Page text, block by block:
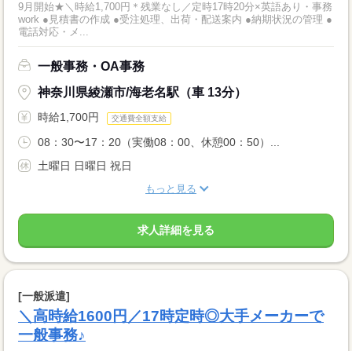
9月開始★＼時給1,700円＊残業なし／定時17時20分×英語あり・事務
work ●見積書の作成 ●受注処理、出荷・配送案内 ●納期状況の管理 ●
電話対応・メ...
一般事務・OA事務
神奈川県綾瀬市/海老名駅（車 13分）
時給1,700円 交通費全額支給
08：30〜17：20（実働08：00、休憩00：50）...
土曜日 日曜日 祝日
もっと見る
求人詳細を見る
[一般派遣]
＼高時給1600円／17時定時◎大手メーカーで
一般事務♪